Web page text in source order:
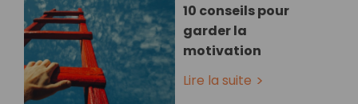
10 conseils pour
garder la
motivation
Lire la suite